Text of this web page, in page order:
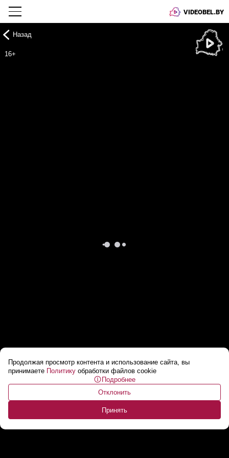
VIDEOBEL.BY
Продолжая просмотр контента и использование сайта, вы
принимаете Политику обработки файлов cookie
Подробнее
Отклонить
Принять
Назад
16+
Швейцария не была нейтральной во
Вторую мировую? / «Поставляли оптику для
немецких самолетов»...